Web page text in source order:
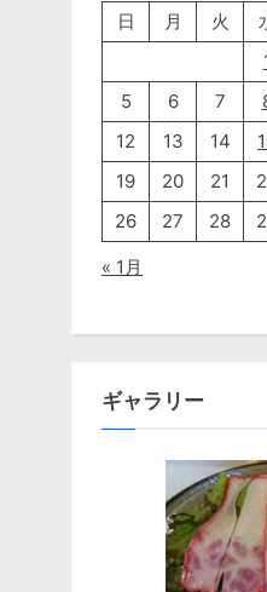
日 月 火
5
6 7
12
13 14
19
20 21
26
27 28
« 1月
ギャラリー